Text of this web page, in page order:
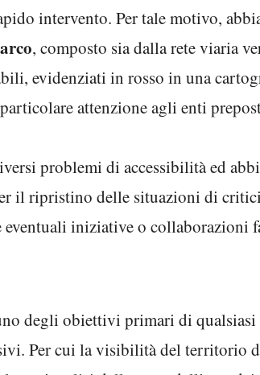
intervento. Per tale motivo,
, composto sia dalla rete viaria
evidenziati in rosso in una
attenzione agli enti
problemi di accessibilità ed
il ripristino delle situazioni di
eventuali iniziative o collaborazioni
degli obiettivi primari di
Per cui la visibilità del territorio